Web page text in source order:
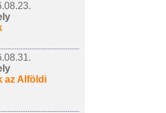
az Alföldi